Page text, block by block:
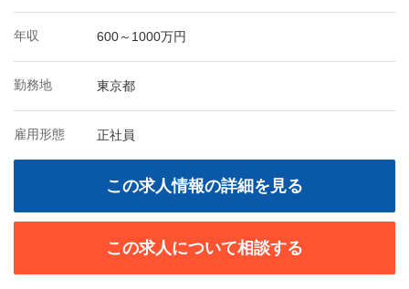
年収 600～1000万円
勤務地 東京都
雇用形態 正社員
この求人情報の詳細を見る
この求人について相談する